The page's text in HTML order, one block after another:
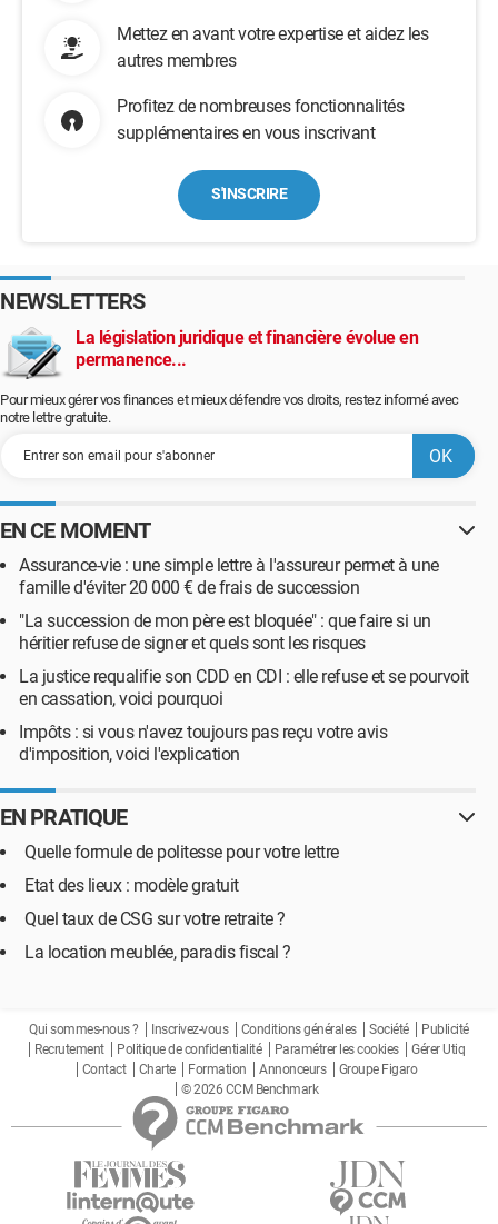
Mettez en avant votre expertise et aidez les
autres membres
Profitez de nombreuses fonctionnalités
supplémentaires en vous inscrivant
S'INSCRIRE
NEWSLETTERS
La législation juridique et financière évolue en
permanence...
Pour mieux gérer vos finances et mieux défendre vos droits, restez informé avec
notre lettre gratuite.
EN CE MOMENT
Assurance-vie : une simple lettre à l'assureur permet à une
famille d'éviter 20 000 € de frais de succession
"La succession de mon père est bloquée" : que faire si un
héritier refuse de signer et quels sont les risques
La justice requalifie son CDD en CDI : elle refuse et se pourvoit
en cassation, voici pourquoi
Impôts : si vous n'avez toujours pas reçu votre avis
d'imposition, voici l'explication
EN PRATIQUE
Quelle formule de politesse pour votre lettre
Etat des lieux : modèle gratuit
Quel taux de CSG sur votre retraite ?
La location meublée, paradis fiscal ?
Qui sommes-nous ? Inscrivez-vous Conditions générales Société
Publicité
Recrutement
Politique de confidentialité Paramétrer les cookies
Gérer Utiq
Contact
Charte Formation Annonceurs
Groupe Figaro
© 2026 CCM Benchmark